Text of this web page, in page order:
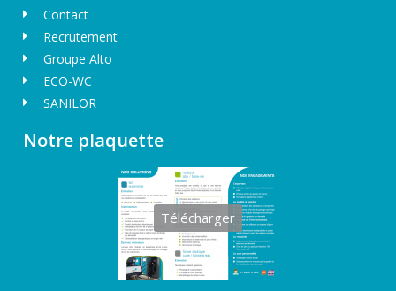
Contact
Recrutement
Groupe Alto
ECO-WC
SANILOR
Notre plaquette
Télécharger